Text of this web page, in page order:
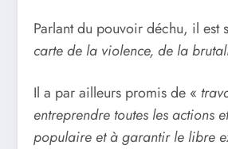
Parlant du pouvoir déchu, il est
carte de la violence, de la
Il a par ailleurs promis de «
entreprendre toutes les actions
populaire et à garantir le libre